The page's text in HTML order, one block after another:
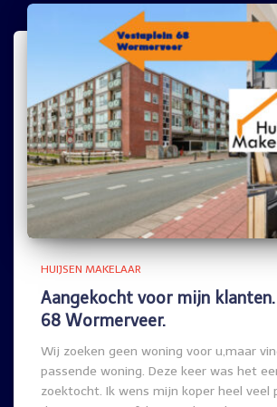
HUIJSEN MAKELAAR
Aangekocht voor mijn
68 Wormerveer.
Wij zoeken geen woning voor u,maar
passende woning. Deze keer was het
zoektocht. Ik wens mijn koper heel veel